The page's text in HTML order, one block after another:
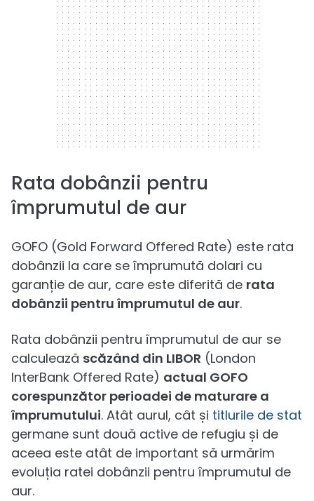
Rata dobânzii pentru
împrumutul de aur
GOFO (Gold Forward Offered Rate) este rata
dobânzii la care se împrumută dolari cu
garanție de aur, care este diferită de rata
dobânzii pentru împrumutul de aur.
Rata dobânzii pentru împrumutul de aur se
calculează scăzând din LIBOR (London
InterBank Offered Rate) actual GOFO
corespunzător perioadei de maturare a
împrumutului. Atât aurul, cât și titlurile de stat
germane sunt două active de refugiu și de
aceea este atât de important să urmărim
evoluția ratei dobânzii pentru împrumutul de
aur.